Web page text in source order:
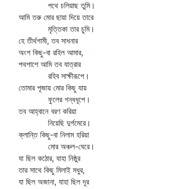
পথে চলিয়াছ তুমি।
আমি তরু মোর ছায়া দিয়ে তারে
মৃত্তিকা তার চুমি।
হে তীর্থগামী, তব সাধনার
অংশ কিছু-বা রহিল আমার,
পথপাশে আমি তব যাত্রার
রহিব সাক্ষীরূপে।
তোমার পূজায় মোর কিছু যায়
ফুলের গন্ধধূপে।
তব আহ্বানে বরণ করিয়া
নিয়েছি দুর্গমেরে।
ক্লান্তি কিছু-বা নিলাম হরিয়া
মোর অঞ্চল-ঘেরে।
যা ছিল কঠোর, যাহা নিষ্ঠুর
তার সাথে কিছু মিলাই মধুর,
যা ছিল অজানা, যাহা ছিল দূর